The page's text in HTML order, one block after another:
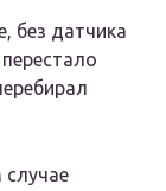
без датчика